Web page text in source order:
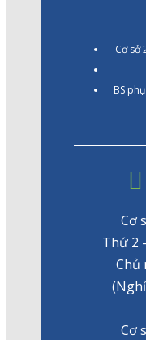
Cơ sở
BS
Cơ
Thứ 2
Chủ
Cơ